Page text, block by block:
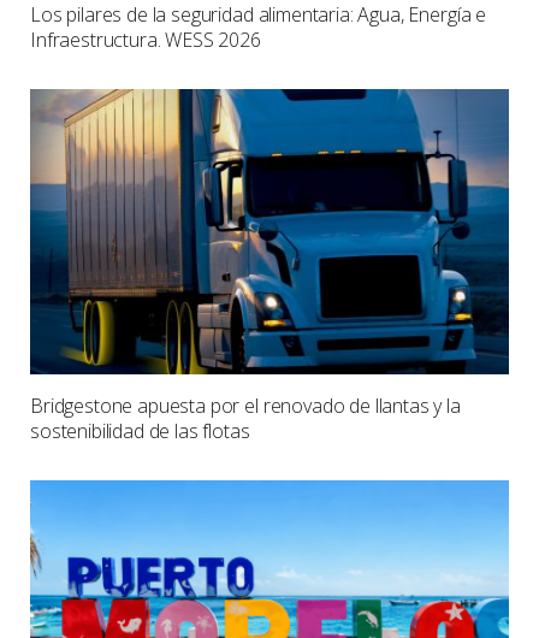
Los pilares de la seguridad alimentaria: Agua, Energía e
Infraestructura. WESS 2026
Bridgestone apuesta por el renovado de llantas y la
sostenibilidad de las flotas